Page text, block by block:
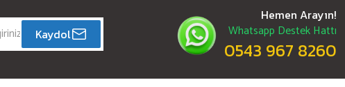
Kaydol
Hemen Arayın!
Whatsapp Destek Hattı
0543 967 8260